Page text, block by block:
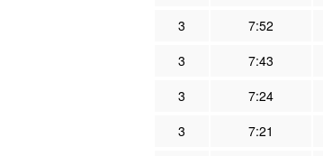
3
7:52
3
7:43
3
7:24
3
7:21